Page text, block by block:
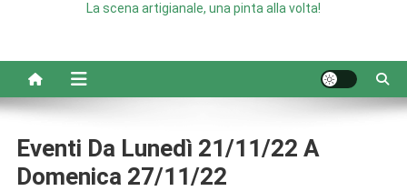
La scena artigianale, una pinta alla volta!
Eventi Da Lunedì 21/11/22 A
Domenica 27/11/22